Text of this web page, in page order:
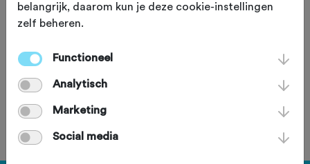
Lycurgus
Fiets een keer mee
Word lid van deze club
belangrijk, daarom kun je deze cookie-instellingen
zelf beheren.
Functioneel
Analytisch
Marketing
Social media